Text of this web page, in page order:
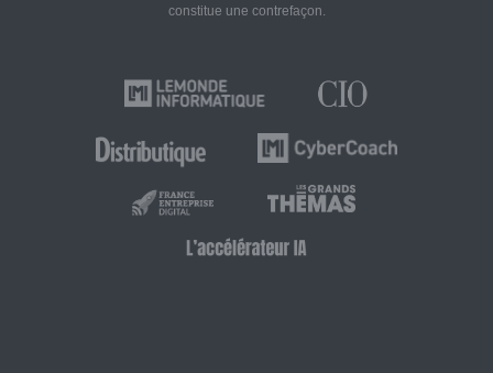
constitue une contrefaçon.